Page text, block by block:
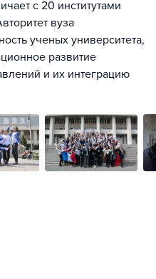
с 20 институтами
вуза
ученых университета,
развитие
и их интеграцию